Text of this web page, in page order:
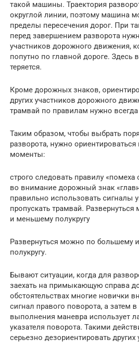
такой машины. Траектория
округлой линии, поэтому машина
пределы пересечения дорог. При
перед завершением разворота
участников дорожного движения,
попутно по главной дороге. Здесь
теряется.
Кроме дорожных знаков,
других участников дорожного
трамвай по правилам нужно всегда
Таким образом, чтобы выбрать
разворота, нужно
моменты:
строго следовать правилу «помеха
во внимание дорожный знак
правильно использовать сигналы
пропускать трамвай.
и меньшему полукругу
Развернуться можно по большему
полукругу.
Бывают ситуации, когда для
заехать на примыкающую справа
обстоятельствах многие новички
сигнал правого поворота, а затем
выполнения маневра использует
указателя поворота. Такими
серьезно дезориентировать других